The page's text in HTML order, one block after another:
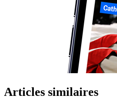
Articles similaires